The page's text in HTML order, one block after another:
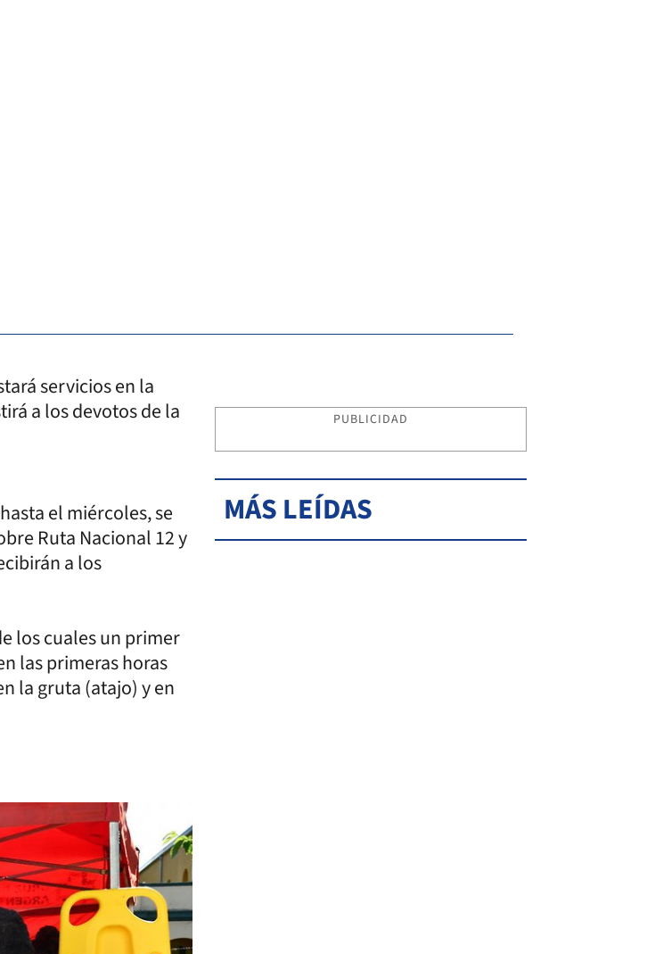
servicios en la
a los devotos de la
el miércoles, se
Ruta Nacional 12 y
a los
los cuales un primer
las primeras horas
la gruta (atajo) y en
PUBLICIDAD
MÁS LEÍDAS